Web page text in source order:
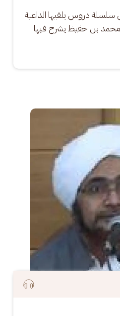
سلسلة دروس يلقيها الداعية
محمد بن حفيظ يشرح فيها